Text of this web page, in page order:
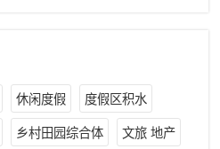
休闲度假 度假区积水
乡村田园综合体 文旅 地产